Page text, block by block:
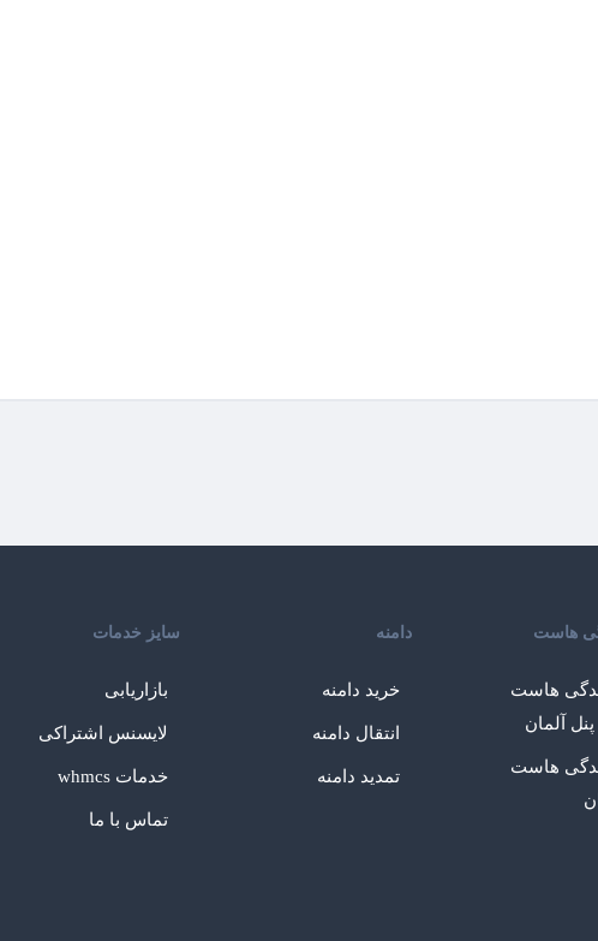
هاست
هاست
آلمان
هاست
دامنه
خرید دامنه
انتقال دامنه
تمدید دامنه
سایز خدمات
بازاریابی
لایسنس اشتراکی
خدمات whmcs
تماس با ما